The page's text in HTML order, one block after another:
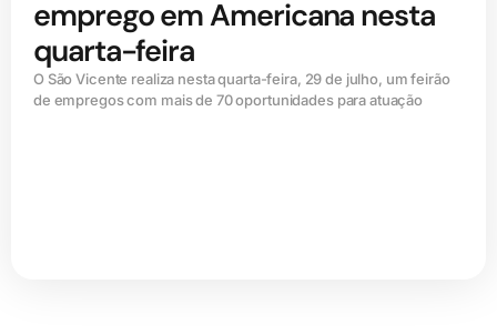
emprego em Americana nesta
quarta-feira
O São Vicente realiza nesta quarta-feira, 29 de julho, um feirão
de empregos com mais de 70 oportunidades para atuação